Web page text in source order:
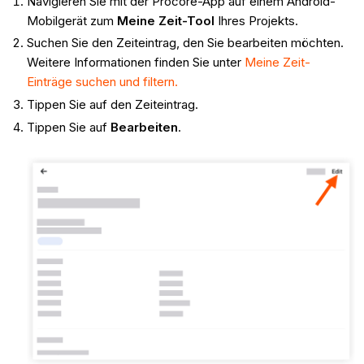
Mobilgerät zum Meine Zeit-Tool Ihres Projekts.
Suchen Sie den Zeiteintrag, den Sie bearbeiten möchten.
Weitere Informationen finden Sie unter Meine Zeit-
Einträge suchen und filtern.
Tippen Sie auf den Zeiteintrag.
Tippen Sie auf Bearbeiten.